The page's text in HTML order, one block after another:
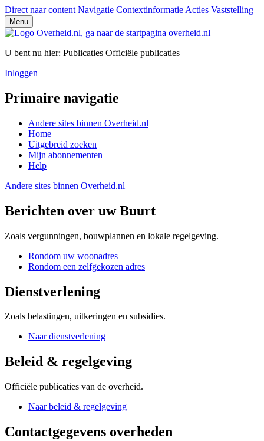
Direct naar content Navigatie Contextinformatie Acties Vaststelling
Menu
U bent nu hier: Publicaties Officiële publicaties
Inloggen
Primaire navigatie
Andere sites binnen Overheid.nl
Home
Uitgebreid zoeken
Mijn abonnementen
Help
Andere sites binnen Overheid.nl
Berichten over uw Buurt
Zoals vergunningen, bouwplannen en lokale regelgeving.
Rondom uw woonadres
Rondom een zelfgekozen adres
Dienstverlening
Zoals belastingen, uitkeringen en subsidies.
Naar dienstverlening
Beleid & regelgeving
Officiële publicaties van de overheid.
Naar beleid & regelgeving
Contactgegevens overheden